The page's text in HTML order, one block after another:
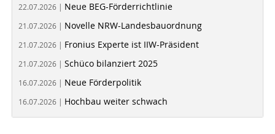
22.07.2026 | Neue BEG-Förderrichtlinie
21.07.2026 | Novelle NRW-Landesbauordnung
21.07.2026 | Fronius Experte ist IIW-Präsident
21.07.2026 | Schüco bilanziert 2025
16.07.2026 | Neue Förderpolitik
16.07.2026 | Hochbau weiter schwach